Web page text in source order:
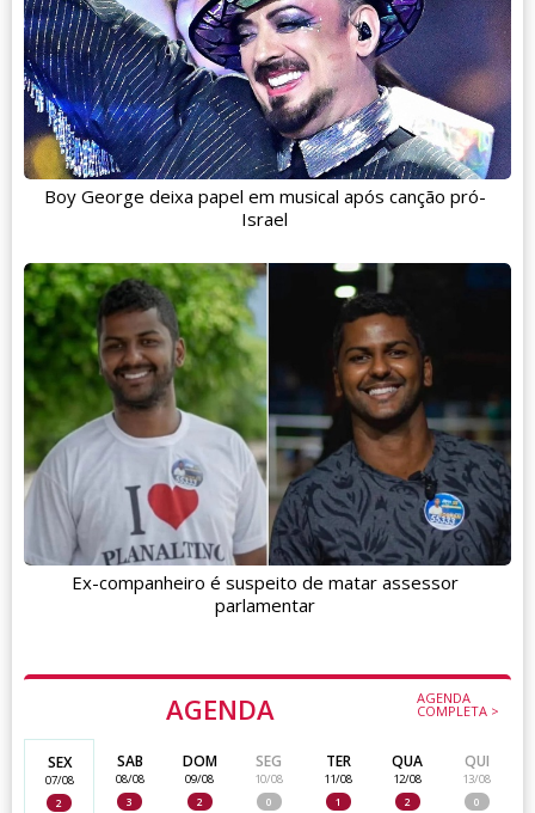
AGENDA AGENDA
COMPLETA >
SEX
07/08
2
SAB
08/08
3
DOM
09/08
2
SEG
10/08
0
TER
11/08
1
QUA
12/08
2
QUI
13/08
0
Boy George deixa papel em musical após canção pró-
Israel
Ex-companheiro é suspeito de matar assessor
parlamentar